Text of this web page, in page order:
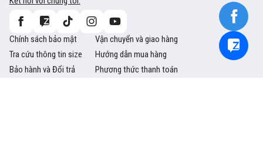
Chính sách bảo mật
Vận chuyển và giao hàng
Tra cứu thông tin size
Hướng dẫn mua hàng
Bảo hành và Đổi trả
Phương thức thanh toán